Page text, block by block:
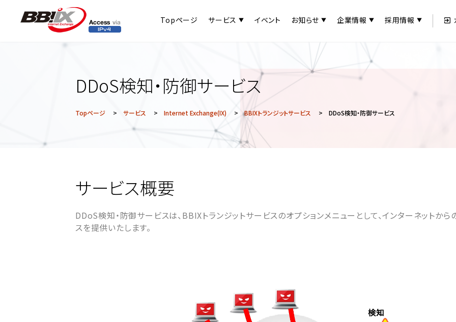
Topページ サービス イベント お知らせ 企業情報 採用情報
DDoS検知・防御サービス
Topページ > サービス > Internet Exchange(IX) >BBIXトランジットサービス > DDoS検知・防御サービス
サービス概要
DDoS検知・防御サービスは、BBIXトランジットサービスのオプションメニューとして、インターネットか
スを提供いたします。